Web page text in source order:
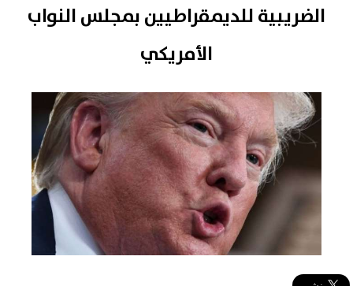
الضريبية للديمقراطيين بمجلس النواب
الأمريكي